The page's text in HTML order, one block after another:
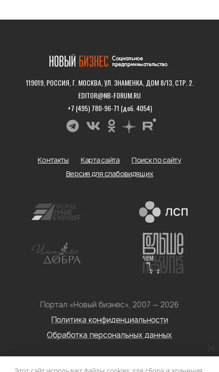
119019, РОССИЯ, Г. МОСКВА, УЛ. ЗНАМЕНКА, ДОМ 8/13, СТР. 2.
EDITOR@NB-FORUM.RU
+7 (495) 780-96-71 (доб. 4054)
Портал «Новый бизнес», 2007 — 2026
Политика конфиденциальности
Обработка персональных данных
Контакты Карта сайта
Поиск по сайту
Версия для слабовидящих
Условия использования информации с сайта: Материалы